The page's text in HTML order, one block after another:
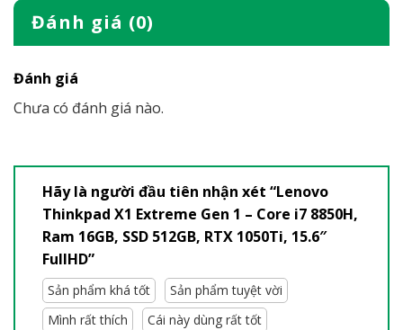
Đánh giá (0)
Đánh giá
Chưa có đánh giá nào.
Hãy là người đầu tiên nhận xét “Lenovo
Thinkpad X1 Extreme Gen 1 – Core i7 8850H,
Ram 16GB, SSD 512GB, RTX 1050Ti, 15.6″
FullHD”
Sản phẩm khá tốt
Sản phẩm tuyệt vời
Mình rất thích
Cái này dùng rất tốt